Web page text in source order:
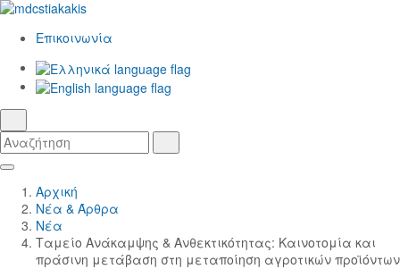
Επικοινωνία
Αναζήτηση
Skip
Main
Content
Κεντρική
Πλοήγηση
Αρχική
Νέα & Άρθρα
Νέα
Ταμείο Ανάκαμψης & Ανθεκτικότητας: Καινοτομία και
πράσινη μετάβαση στη μεταποίηση αγροτικών προϊόντων